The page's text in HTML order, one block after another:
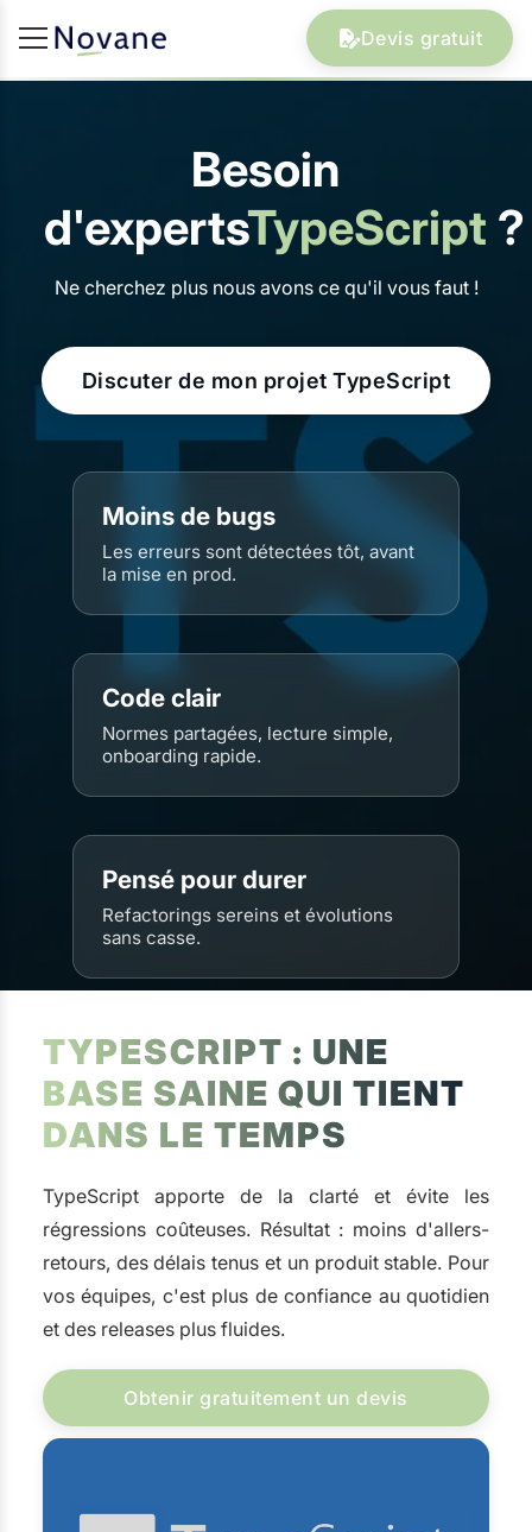
Devis gratuit
Besoin
d'expertsTypeScript ?
Ne cherchez plus nous avons ce qu'il vous faut !
Discuter de mon projet TypeScript
Moins de bugs
Les erreurs sont détectées tôt, avant
la mise en prod.
Code clair
Normes partagées, lecture simple,
onboarding rapide.
Pensé pour durer
Refactorings sereins et évolutions
sans casse.
TYPESCRIPT : UNE
BASE SAINE QUI TIENT
DANS LE TEMPS
TypeScript apporte de la clarté et évite les
régressions coûteuses. Résultat : moins d'allers-
retours, des délais tenus et un produit stable. Pour
vos équipes, c'est plus de confiance au quotidien
et des releases plus fluides.
Obtenir gratuitement un devis